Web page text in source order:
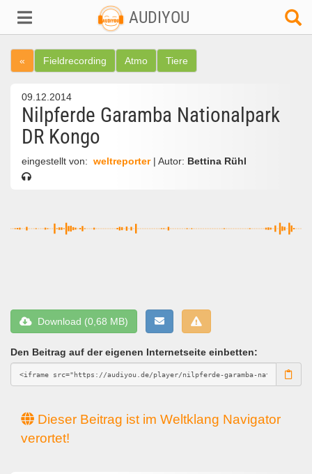
AUDIYOU
« Fieldrecording Atmo Tiere
09.12.2014
Nilpferde Garamba Nationalpark
DR Kongo
eingestellt von: weltreporter | Autor: Bettina Rühl
Download (0,68 MB)
Den Beitrag auf der eigenen Internetseite einbetten:
Dieser Beitrag ist im Weltklang Navigator
verortet!